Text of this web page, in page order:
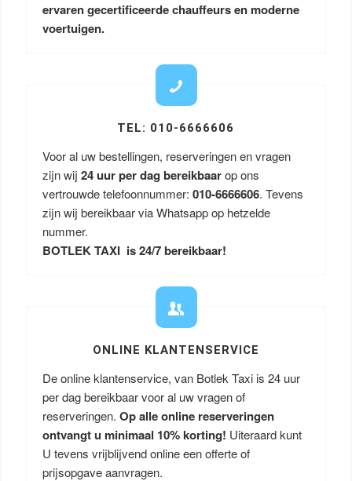
ervaren gecertificeerde chauffeurs en moderne
voertuigen.
TEL: 010-6666606
Voor al uw bestellingen, reserveringen en vragen
zijn wij 24 uur per dag bereikbaarop ons
vertrouwde telefoonnummer: 010-6666606. Tevens
zijn wij bereikbaar via Whatsapp op hetzelde
nummer.
BOTLEK TAXI is 24/7 bereikbaar!
ONLINE KLANTENSERVICE
De online klantenservice, van Botlek Taxi is 24 uur
per dag bereikbaar voor al uw vragen of
reserveringen. Op alle online reserveringen
ontvangt u minimaal 10% korting! Uiteraard kunt
U tevens vrijblijvend online een offerte of
prijsopgave aanvragen.